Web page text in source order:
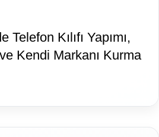
Telefon Kılıfı Yapımı,
Kendi Markanı Kurma